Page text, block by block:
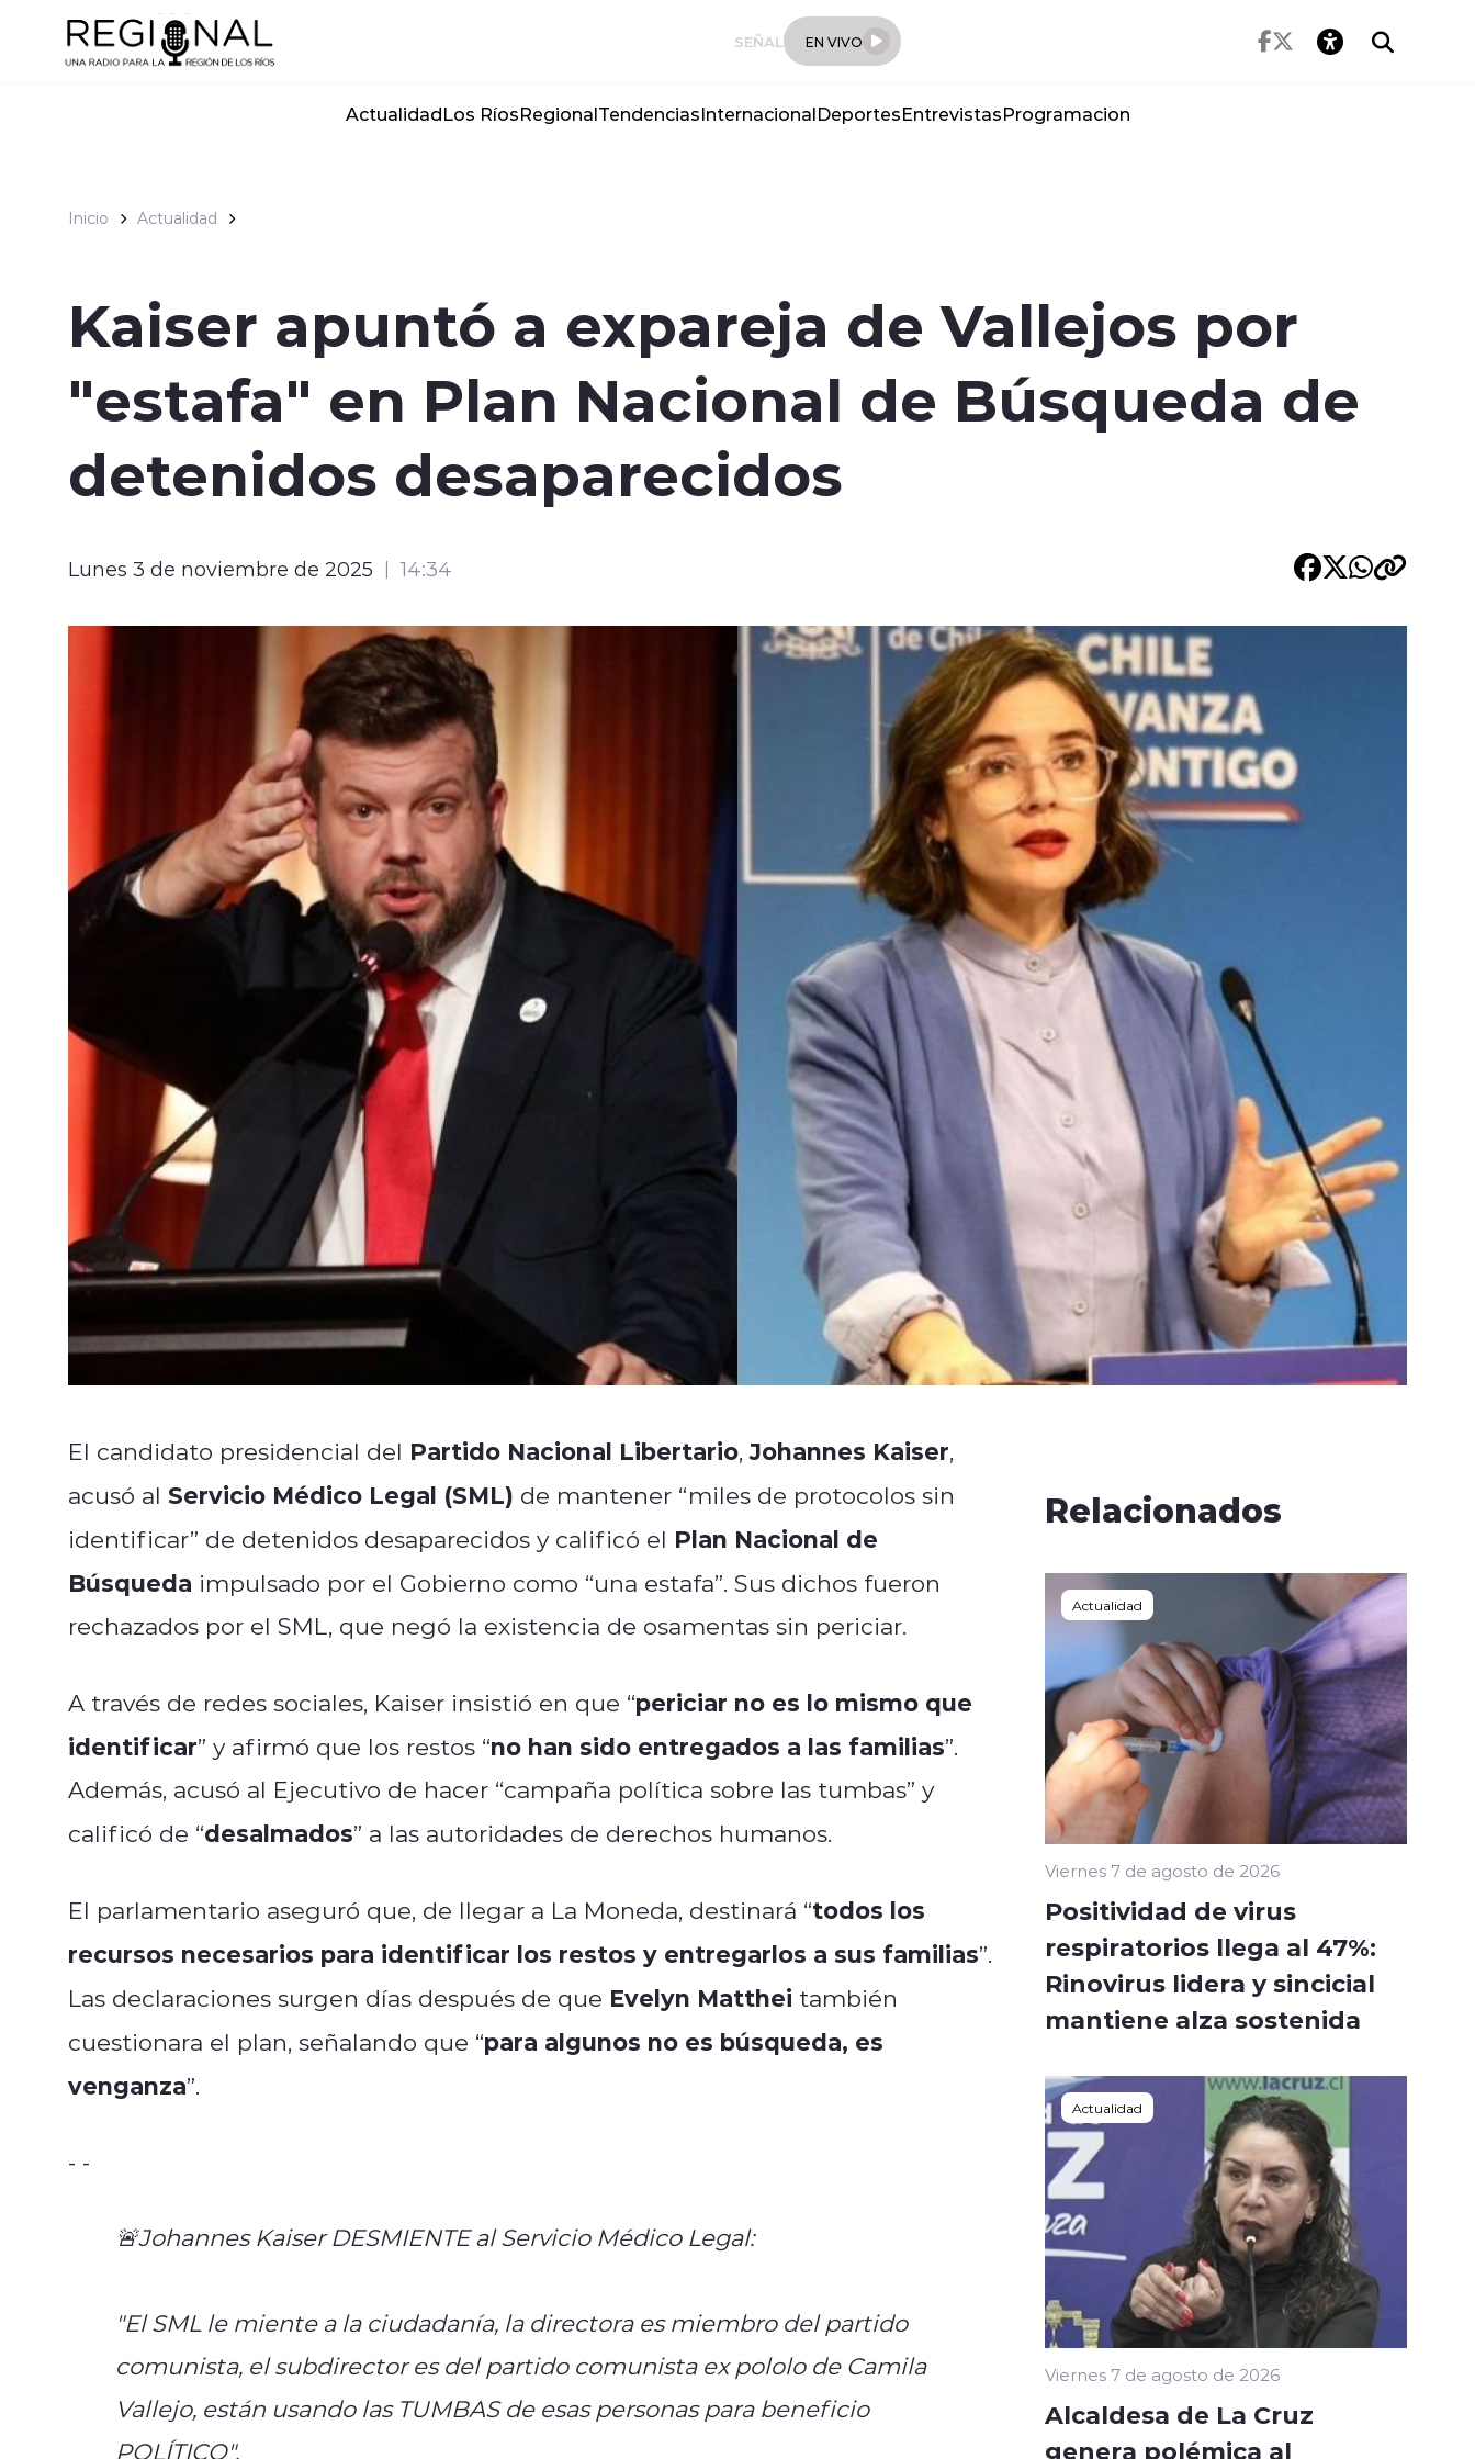
Click acá para ir directamente al contenido
SEÑAL EN VIVO
ActualidadLos RíosRegionalTendenciasInternacionalDeportesEntrevistasProgramacion
Inicio Actualidad
Kaiser apuntó a expareja de Vallejos por
"estafa" en Plan Nacional de Búsqueda de
detenidos desaparecidos
Lunes 3 de noviembre de 2025 14:34
El candidato presidencial del Partido Nacional Libertario,Johannes Kaiser,
acusó al Servicio Médico Legal (SML) de mantener “miles de protocolos sin
identificar” de detenidos desaparecidos y calificó el Plan Nacional de
Búsqueda impulsado por el Gobierno como “una estafa”. Sus dichos fueron
rechazados por el SML, que negó la existencia de osamentas sin periciar.
A través de redes sociales, Kaiser insistió en que “periciar no es lo mismo que
identificar” y afirmó que los restos “no han sido entregados a las familias”.
Además, acusó al Ejecutivo de hacer “campaña política sobre las tumbas” y
calificó de “desalmados” a las autoridades de derechos humanos.
El parlamentario aseguró que, de llegar a La Moneda, destinará “todos los
recursos necesarios para identificar los restos y entregarlos a sus familias”.
Las declaraciones surgen días después de que Evelyn Matthei también
cuestionara el plan, señalando que “para algunos no es búsqueda, es
venganza”.
- -
🚨Johannes Kaiser DESMIENTE al Servicio Médico Legal:
"El SML le miente a la ciudadanía, la directora es miembro del partido
comunista, el subdirector es del partido comunista ex pololo de Camila
Vallejo, están usando las TUMBAS de esas personas para beneficio
POLÍTICO".
Relacionados
Actualidad
Viernes 7 de agosto de 2026
Positividad de virus
respiratorios llega al 47%:
Rinovirus lidera y sincicial
mantiene alza sostenida
Actualidad
Viernes 7 de agosto de 2026
Alcaldesa de La Cruz
genera polémica al